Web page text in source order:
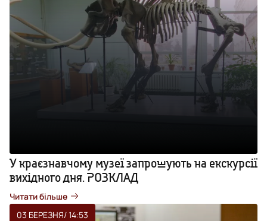
У краєзнавчому музеї запрошують на екскурсії
вихідного дня. РОЗКЛАД
Читати більше
03 БЕРЕЗНЯ/ 14:53